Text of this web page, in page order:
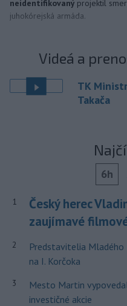
neidentifikovaný projektil
juhokórejská armáda.
Videá a
TK
Takača
6h
1
Český herec
zaujímavé
2
Predstavitelia
na I. Korčoka
3
Mesto Martin
investičné akcie